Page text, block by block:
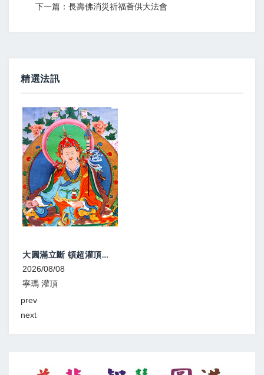
下一篇：長壽佛消災祈福薈供大法會
精選法訊
大圓滿立斷 頓超灌頂、教學
2026/08/08
寧瑪 灌頂
prev
next